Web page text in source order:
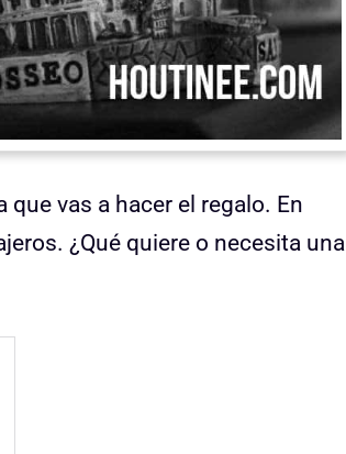
vas a hacer el regalo. En
¿Qué quiere o necesita una